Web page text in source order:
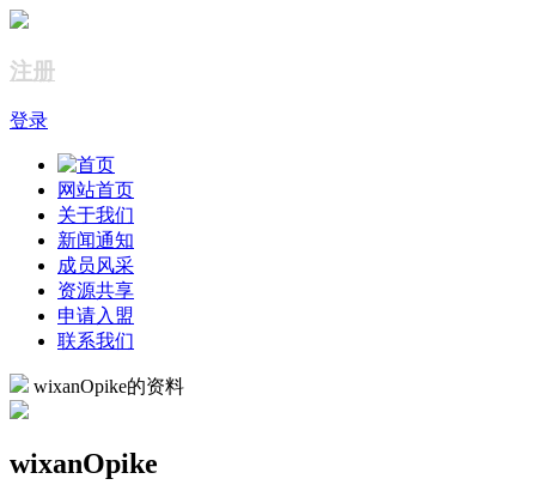
注册
登录
网站首页
关于我们
新闻通知
成员风采
资源共享
申请入盟
联系我们
wixanOpike的资料
wixanOpike